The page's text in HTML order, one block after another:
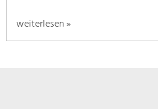
schon
weiterlesen »